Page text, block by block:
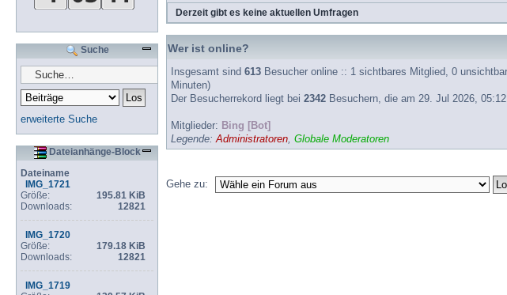
Derzeit gibt es keine aktuellen Umfragen
Wer ist online?
Insgesamt sind 613 Besucher online :: 1 sichtbares Mitglied, 0
Minuten)
Der Besucherrekord liegt bei 2342 Besuchern, die am 29. Jul 2026,
Mitglieder: Bing [Bot]
Legende: Administratoren Globale Moderatoren
Gehe zu:
Suche
erweiterte Suche
Dateianhänge-Block
Dateiname
IMG_1721
Größe:
195.81 KiB
Downloads:
12821
IMG_1720
Größe:
179.18 KiB
Downloads:
12821
IMG_1719